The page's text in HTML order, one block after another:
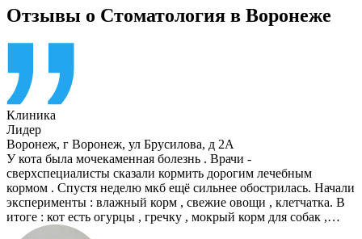
Отзывы о Стоматология в Воронеже
Клиника
Лидер
Воронеж, г Воронеж, ул Брусилова, д 2А
У кота была мочекаменная болезнь . Врачи -
сверхспециалисты сказали кормить дорогим лечебным
кормом . Спустя неделю мкб ещё сильнее обострилась. Начали
эксперименты : влажный корм , свежие овощи , клетчатка. В
итоге : кот есть огурцы , гречку , мокрый корм для собак ,…